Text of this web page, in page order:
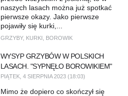
naszych lasach można już spotkać
pierwsze okazy. Jako pierwsze
pojawiły się kurki,...
GRZYBY, KURKI BOROWIK
WYSYP GRZYBÓW W POLSKICH
LASACH. "SYPNĘŁO BOROWIKIEM"
PIĄTEK, 4 SIERPNIA 2023 (18:03)
Mimo że dopiero co skończył się